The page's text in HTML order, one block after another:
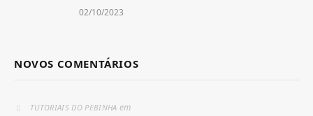
02/10/2023
NOVOS COMENTÁRIOS
TUTORIAIS DO PEBINHA em